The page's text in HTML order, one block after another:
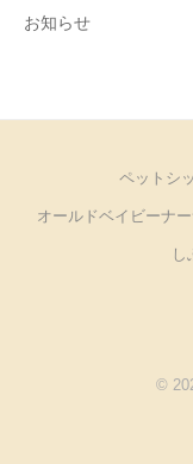
お知らせ
ペットシ
オールドベイビーナ
©